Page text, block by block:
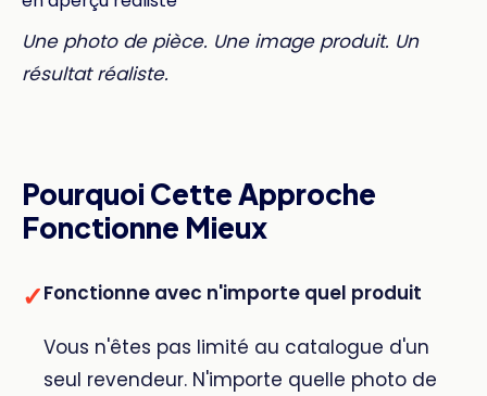
Une photo de pièce. Une image produit. Un
résultat réaliste.
Pourquoi Cette Approche
Fonctionne Mieux
✓Fonctionne avec n'importe quel produit
Vous n'êtes pas limité au catalogue d'un
seul revendeur. N'importe quelle photo de